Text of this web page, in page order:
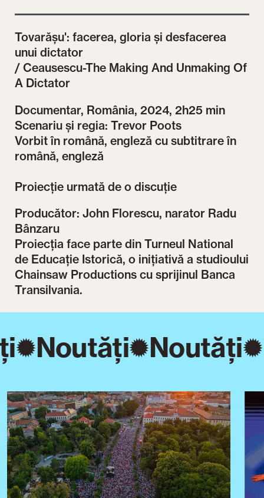
Tovarășu': facerea, gloria și desfacerea
unui dictator
/ Ceausescu-The Making And Unmaking Of
A Dictator
Documentar, România, 2024, 2h25 min
Scenariu și regia: Trevor Poots
Vorbit în română, engleză cu subtitrare în
română, engleză
Proiecție urmată de o discuție
Producător: John Florescu, narator Radu
Bânzaru
Proiecția face parte din Turneul National
de Educație Istorică, o inițiativă a studioului
Chainsaw Productions cu sprijinul Banca
Transilvania.
Noutăți Noutăți